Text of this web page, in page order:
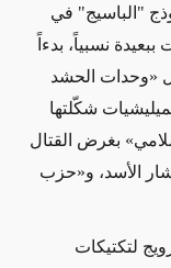
"الباسيج" في
نسبياً، بدءاً
«وحدات الحشد
شكّلتها
بغرض القتال
الأسد، و«حزب
لتكتيكات